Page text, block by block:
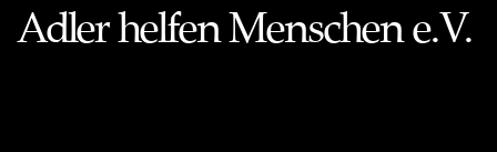
Adler helfen Menschen e.V.